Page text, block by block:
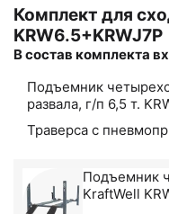
Комплект для
KRW6.5+KRWJ7P
В состав комплекта
Подъемник
развала, г/п 6,5 т.
Траверса с
Подъемник
KraftWell KRW6.5